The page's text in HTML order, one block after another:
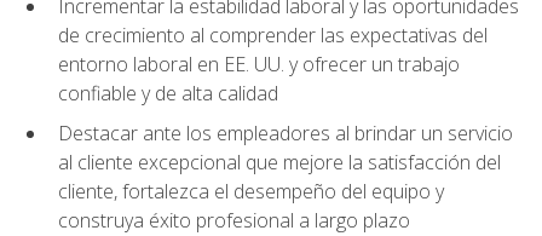
Incrementar la estabilidad laboral y las oportunidades
de crecimiento al comprender las expectativas del
entorno laboral en EE. UU. y ofrecer un trabajo
confiable y de alta calidad
Destacar ante los empleadores al brindar un servicio
al cliente excepcional que mejore la satisfacción del
cliente, fortalezca el desempeño del equipo y
construya éxito profesional a largo plazo